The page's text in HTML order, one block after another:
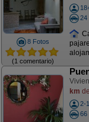
8 Fotos
(1 comentario)
24
km
2-
66